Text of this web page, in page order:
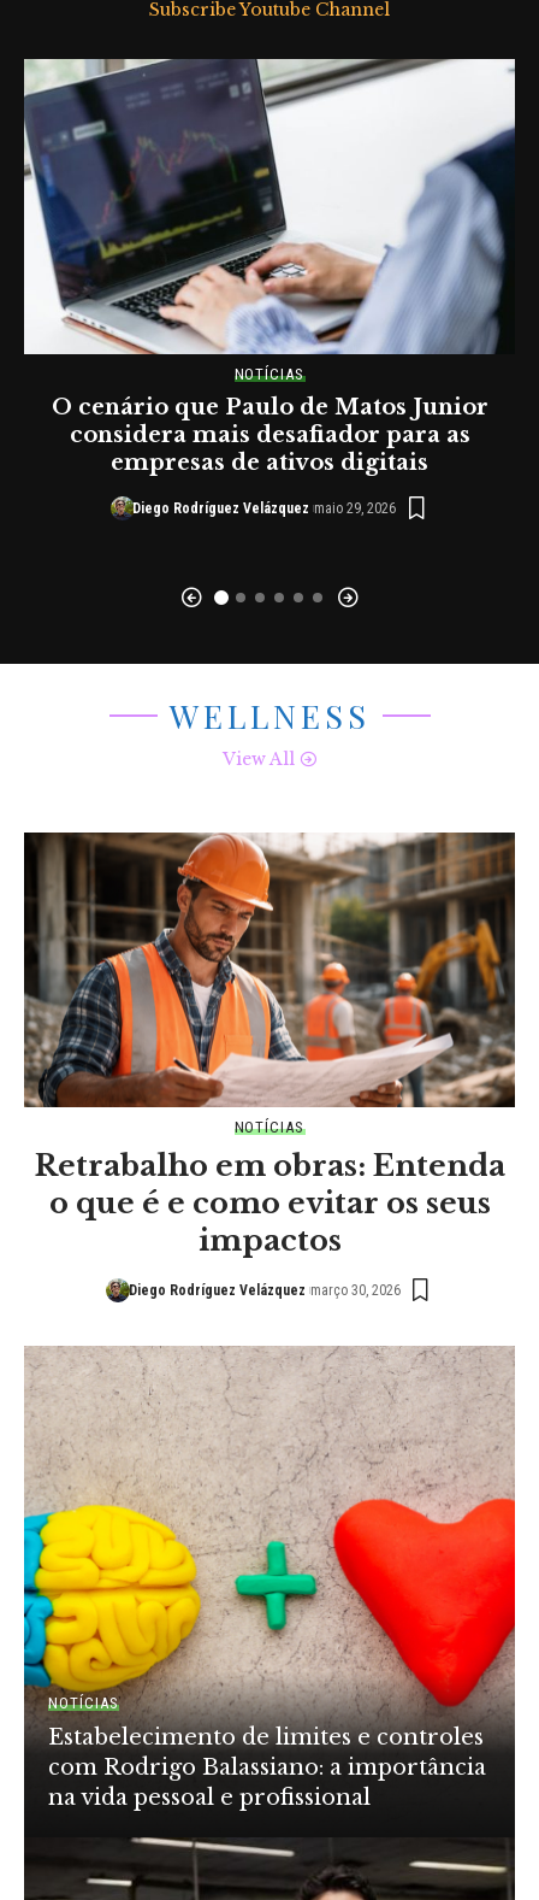
Subscribe Youtube Channel
NOTÍCIAS
O cenário que Paulo de Matos Junior
considera mais desafiador para as
empresas de ativos digitais
Diego Rodríguez Velázquez maio 29, 2026
WELLNESS
View All
NOTÍCIAS
Estabelecimento de limites e controles
com Rodrigo Balassiano: a importância
na vida pessoal e profissional
NOTÍCIAS
Retrabalho em obras: Entenda
o que é e como evitar os seus
impactos
Diego Rodríguez Velázquez março 30, 2026